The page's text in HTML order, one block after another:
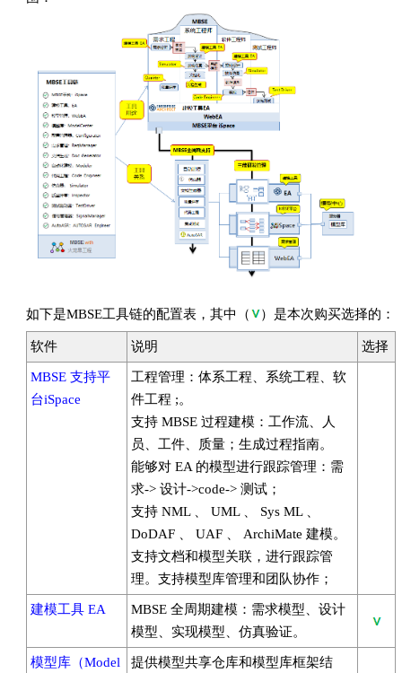
如下是MBSE工具链的配置表，其中（ ）是本次购买选择的：
软件 说明 选择
MBSE 支持平
台iSpace
工程管理：体系工程、系统工程、软
件工程 ;。
支持 MBSE 过程建模：工作流、人
员、工件、质量；生成过程指南。
能够对 EA 的模型进行跟踪管理：需
求-> 设计->code-> 测试；
支持 NML 、 UML 、 Sys ML 、
DoDAF 、 UAF 、 ArchiMate 建模。
支持文档和模型关联，进行跟踪管
理。支持模型库管理和团队协作；
建模工具 EA
MBSE 全周期建模：需求模型、设计
模型、实现模型、仿真验证。
模型库（Model
提供模型共享仓库和模型库框架结